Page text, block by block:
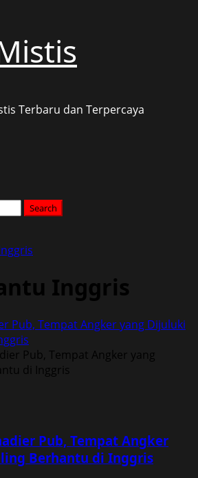
Terbaru dan Terpercaya
Inggris
Pub, Tempat Angker yang Dijuluki
Pub, Tempat Angker
Berhantu di Inggris